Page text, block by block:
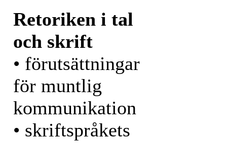
Retoriken i tal
och skrift
• förutsättningar
för muntlig
kommunikation
• skriftspråkets